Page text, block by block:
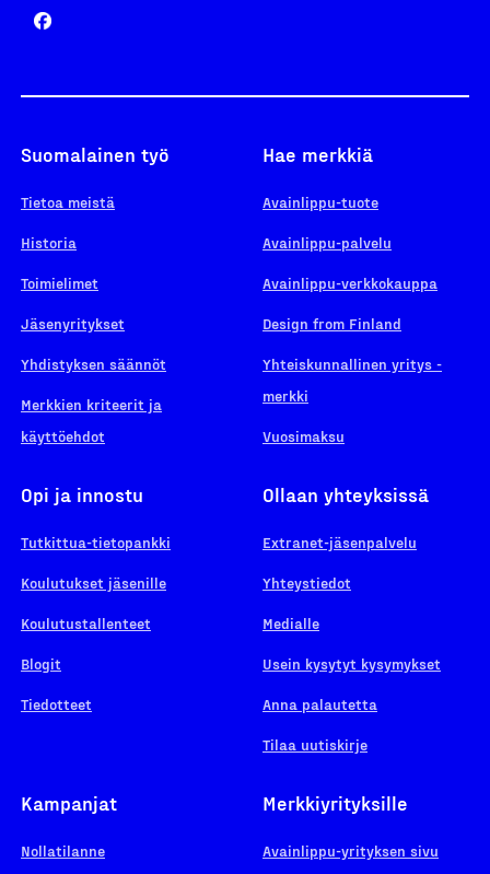
Suomalainen työ
Tietoa meistä
Historia
Toimielimet
Jäsenyritykset
Yhdistyksen säännöt
Merkkien kriteerit ja
käyttöehdot
Hae merkkiä
Avainlippu-tuote
Avainlippu-palvelu
Avainlippu-verkkokauppa
Design from Finland
Yhteiskunnallinen yritys -
merkki
Vuosimaksu
Opi ja innostu
Tutkittua-tietopankki
Koulutukset jäsenille
Koulutustallenteet
Blogit
Tiedotteet
Ollaan yhteyksissä
Extranet-jäsenpalvelu
Yhteystiedot
Medialle
Usein kysytyt kysymykset
Anna palautetta
Tilaa uutiskirje
Kampanjat
Nollatilanne
Merkkiyrityksille
Avainlippu-yrityksen sivu